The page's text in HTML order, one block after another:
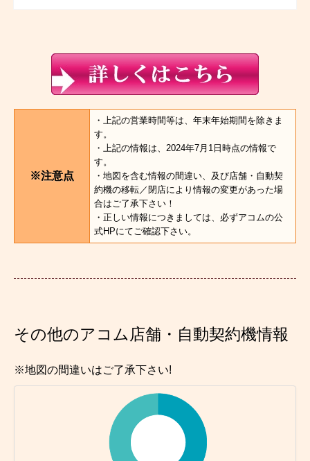
※注意点
・上記の営業時間等は、年末年始期間を除きま
す。
・上記の情報は、2024年7月1日時点の情報で
す。
・地図を含む情報の間違い、及び店舗・自動契
約機の移転／閉店により情報の変更があった場
合はご了承下さい！
・正しい情報につきましては、必ずアコムの公
式HPにてご確認下さい。
その他のアコム店舗・自動契約機情報
※地図の間違いはご了承下さい!